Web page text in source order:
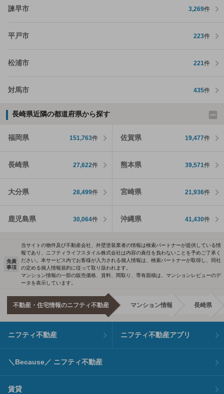
諫早市 3,269件
平戸市 223件
松浦市 221件
対馬市 435件
長崎県近隣の都道府県から探す
福岡県 151,763件 佐賀県 19,477件
長崎県 27,622件 熊本県 39,571件
大分県 28,499件 宮崎県 21,936件
鹿児島県 30,064件 沖縄県 41,430件
免責
事項
当サイトの物件及び不動産会社、外壁塗装業者の情報は検索パートナーが提供している情
報であり、ニフティライフスタイル株式会社は内容の責任を負わないことを予めご了承く
ださい。本サービス内でお客様が入力される個人情報は、検索パートナーが取得し、同社
の定める個人情報規約に従って取り扱われます。
マンション情報の一部の販売価格、賃料、間取り、専有面積は、マンションレビューのデ
ータを表示しています。
不動産・住宅情報のニフティ不動産 マンション情報 長崎県
ニフティ不動産 ニフティ不動産アプリ
＼Because／ ニフティ不動産
賃貸